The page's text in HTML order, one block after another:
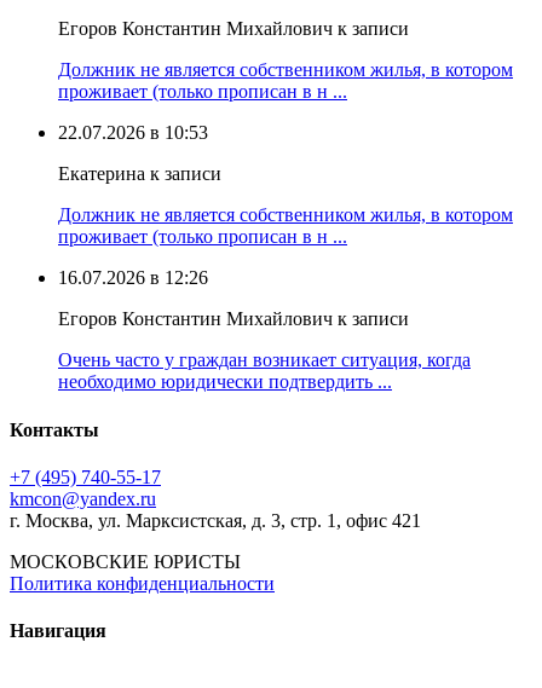
Егоров Константин Михайлович к записи
Должник не является собственником жилья, в котором
проживает (только прописан в н ...
22.07.2026 в 10:53
Екатерина к записи
Должник не является собственником жилья, в котором
проживает (только прописан в н ...
16.07.2026 в 12:26
Егоров Константин Михайлович к записи
Очень часто у граждан возникает ситуация, когда
необходимо юридически подтвердить ...
Контакты
+7 (495) 740‑55‑17
kmcon@yandex.ru
г. Москва, ул. Марксистская, д. 3, стр. 1, офис 421
МОСКОВСКИЕ ЮРИСТЫ
Политика конфиденциальности
Навигация